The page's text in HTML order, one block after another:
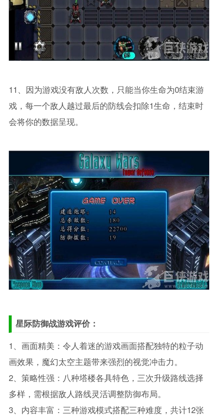
11、因为游戏没有敌人次数，只能当你生命为0结束游
戏，每一个敌人越过最后的防线会扣除1生命，结束时
会将你的数据呈现。
星际防御战游戏评价：
1、画面精美：令人着迷的游戏画面搭配独特的粒子动
画效果，魔幻太空主题带来强烈的视觉冲击力。
2、策略性强：八种塔楼各具特色，三次升级路线选择
多样，需根据敌人路线灵活调整防御布局。
3、内容丰富：三种游戏模式搭配三种难度，共计12张